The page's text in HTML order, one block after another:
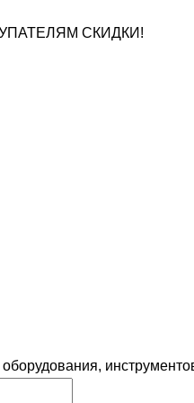
СКИДКИ!
оборудования,